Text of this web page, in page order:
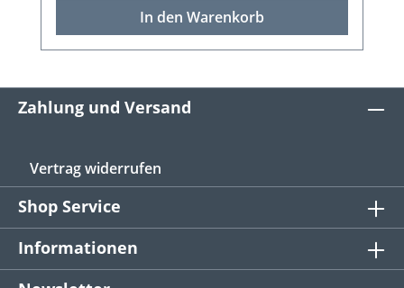
In den Warenkorb
Zahlung und Versand
Vertrag widerrufen
Shop Service
Informationen